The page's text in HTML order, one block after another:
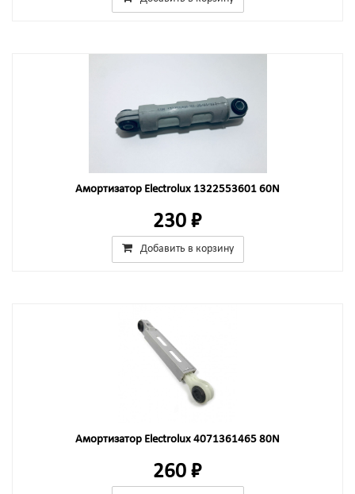
Амортизатор Electrolux 1322553601 60N
230 ₽
Добавить в корзину
Амортизатор Electrolux 4071361465 80N
260 ₽